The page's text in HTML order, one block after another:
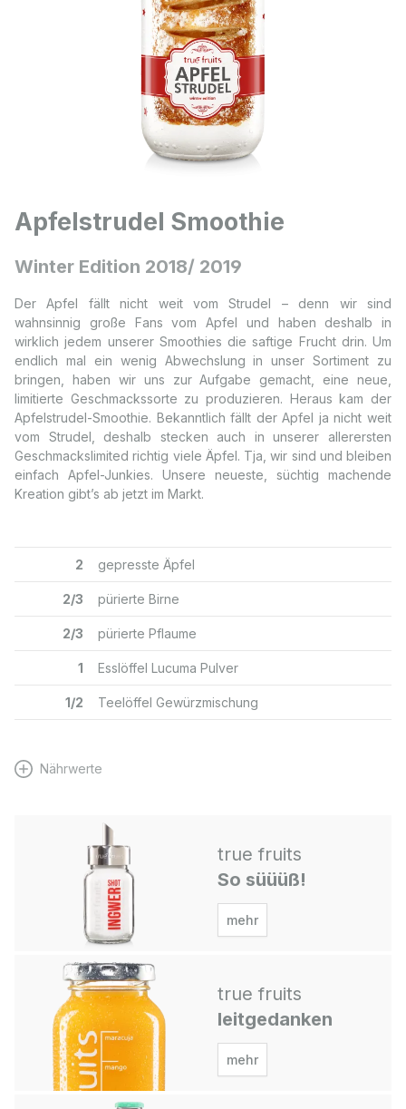
Apfelstrudel Smoothie
Winter Edition 2018/ 2019
Der Apfel fällt nicht weit vom Strudel – denn wir sind
wahnsinnig große Fans vom Apfel und haben deshalb in
wirklich jedem unserer Smoothies die saftige Frucht drin. Um
endlich mal ein wenig Abwechslung in unser Sortiment zu
bringen, haben wir uns zur Aufgabe gemacht, eine neue,
limitierte Geschmackssorte zu produzieren. Heraus kam der
Apfelstrudel-Smoothie. Bekanntlich fällt der Apfel ja nicht weit
vom Strudel, deshalb stecken auch in unserer allerersten
Geschmackslimited richtig viele Äpfel. Tja, wir sind und bleiben
einfach Apfel-Junkies. Unsere neueste, süchtig machende
Kreation gibt’s ab jetzt im Markt.
2 gepresste Äpfel
2/3 pürierte Birne
2/3 pürierte Pflaume
1 Esslöffel Lucuma Pulver
1/2 Teelöffel Gewürzmischung
Nährwerte
true fruits
So süüüß!
mehr
true fruits
leitgedanken
mehr